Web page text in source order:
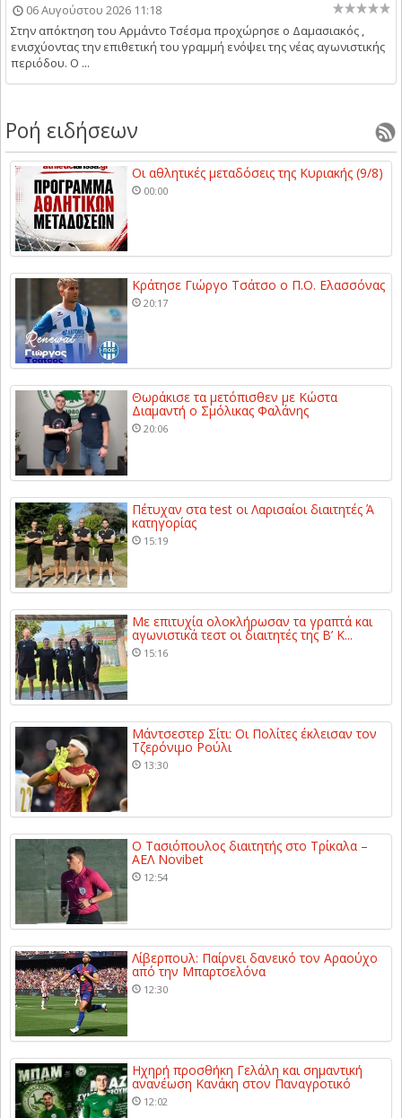
06 Αυγούστου 2026 11:18
Στην απόκτηση του Αρμάντο Τσέσμα προχώρησε ο Δαμασιακός ,
ενισχύοντας την επιθετική του γραμμή ενόψει της νέας αγωνιστικής
περιόδου. Ο ...
Ροή ειδήσεων
Οι αθλητικές μεταδόσεις της Κυριακής (9/8)
00:00
Κράτησε Γιώργο Τσάτσο ο Π.Ο. Ελασσόνας
20:17
Θωράκισε τα μετόπισθεν με Κώστα
Διαμαντή ο Σμόλικας Φαλάνης
20:06
Πέτυχαν στα test οι Λαρισαίοι διαιτητές Ά
κατηγορίας
15:19
Με επιτυχία ολοκλήρωσαν τα γραπτά και
αγωνιστικά τεστ οι διαιτητές της Β’ Κ...
15:16
Μάντσεστερ Σίτι: Οι Πολίτες έκλεισαν τον
Τζερόνιμο Ρούλι
13:30
Ο Τασιόπουλος διαιτητής στο Τρίκαλα –
ΑΕΛ Novibet
12:54
Λίβερπουλ: Παίρνει δανεικό τον Αραούχο
από την Μπαρτσελόνα
12:30
Ηχηρή προσθήκη Γελάλη και σημαντική
ανανέωση Κανάκη στον Παναγροτικό
12:02